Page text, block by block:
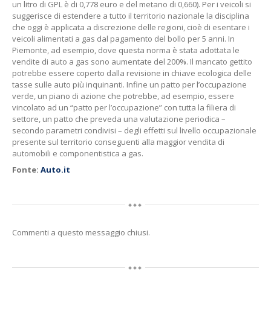
un litro di GPL è di 0,778 euro e del metano di 0,660). Per i veicoli si
suggerisce di estendere a tutto il territorio nazionale la disciplina
che oggi è applicata a discrezione delle regioni, cioè di esentare i
veicoli alimentati a gas dal pagamento del bollo per 5 anni. In
Piemonte, ad esempio, dove questa norma è stata adottata le
vendite di auto a gas sono aumentate del 200%. Il mancato gettito
potrebbe essere coperto dalla revisione in chiave ecologica delle
tasse sulle auto più inquinanti. Infine un patto per l’occupazione
verde, un piano di azione che potrebbe, ad esempio, essere
vincolato ad un “patto per l’occupazione” con tutta la filiera di
settore, un patto che preveda una valutazione periodica –
secondo parametri condivisi – degli effetti sul livello occupazionale
presente sul territorio conseguenti alla maggior vendita di
automobili e componentistica a gas.
Fonte: Auto.it
Commenti a questo messaggio chiusi.